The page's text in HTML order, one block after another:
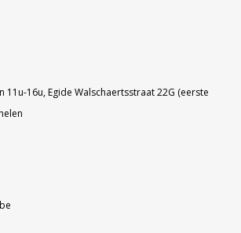
11u-16u, Egide Walschaertsstraat 22G (eerste